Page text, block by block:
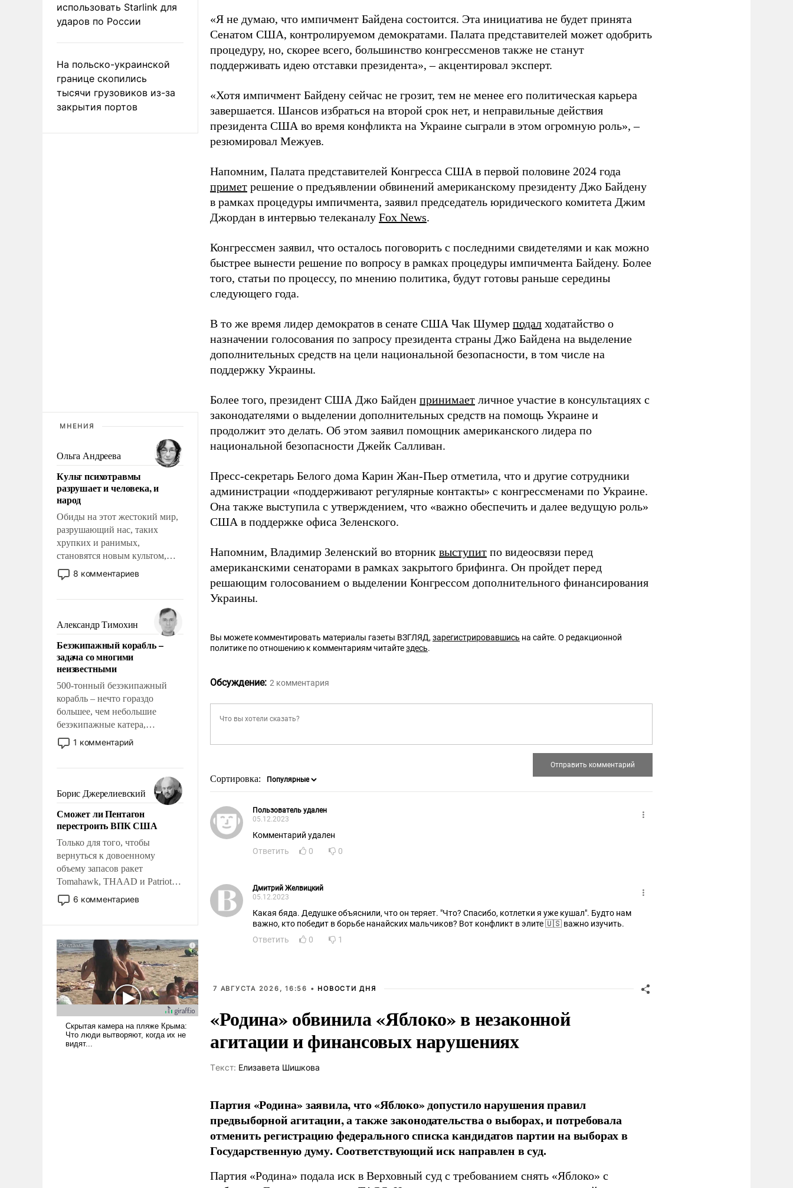
использовать Starlink для
ударов по России
На польско-украинской
границе скопились
тысячи грузовиков из-за
закрытия портов
МНЕНИЯ
Ольга Андреева
Культ психотравмы
разрушает и человека, и
народ
Обиды на этот жестокий мир,
разрушающий нас, таких
хрупких и ранимых,
становятся новым культом,
постепенно вытесняя и
отменяя традиционное
мужественным и твердым под
ударами судьбы, брать на себя
ответственность, помогать
слабым, идти вперед и
адаптироваться.
8 комментариев
Александр Тимохин
Безэкипажный корабль –
задача со многими
неизвестными
500-тонный безэкипажный
корабль – нечто гораздо
большее, чем небольшие
безэкипажные катера,
применение которых уже
стало обыденностью. Задача по
сложна и амбициозна. Однако
и ее реализация радикально
поднимет наши боевые
возможности.
1 комментарий
Борис Джерелиевский
Сможет ли Пентагон
перестроить ВПК США
Только для того, чтобы
вернуться к довоенному
объему запасов ракет
Tomahawk, THAAD и Patriot
США потребуется более трех
лет. Даже небольшая война с
Сложившаяся ситуация
означает многолетний период
уязвимости США, например,
перед Китаем.
6 комментариев
«Я не думаю, что импичмент Байдена состоится. Эта инициатива не будет принята
Сенатом США, контролируемом демократами. Палата представителей может одобрить
процедуру, но, скорее всего, большинство конгрессменов также не станут
поддерживать идею отставки президента», – акцентировал эксперт.
«Хотя импичмент Байдену сейчас не грозит, тем не менее его политическая карьера
завершается. Шансов избраться на второй срок нет, и неправильные действия
президента США во время конфликта на Украине сыграли в этом огромную роль», –
резюмировал Межуев.
Напомним, Палата представителей Конгресса США в первой половине 2024 года
примет решение о предъявлении обвинений американскому президенту Джо Байдену
в рамках процедуры импичмента, заявил председатель юридического комитета Джим
Джордан в интервью телеканалу Fox News.
Конгрессмен заявил, что осталось поговорить с последними свидетелями и как можно
быстрее вынести решение по вопросу в рамках процедуры импичмента Байдену. Более
того, статьи по процессу, по мнению политика, будут готовы раньше середины
следующего года.
В то же время лидер демократов в сенате США Чак Шумер подал ходатайство о
назначении голосования по запросу президента страны Джо Байдена на выделение
дополнительных средств на цели национальной безопасности, в том числе на
поддержку Украины.
Более того, президент США Джо Байден принимает личное участие в консультациях с
законодателями о выделении дополнительных средств на помощь Украине и
продолжит это делать. Об этом заявил помощник американского лидера по
национальной безопасности Джейк Салливан.
Пресс-секретарь Белого дома Карин Жан-Пьер отметила, что и другие сотрудники
администрации «поддерживают регулярные контакты» с конгрессменами по Украине.
Она также выступила с утверждением, что «важно обеспечить и далее ведущую роль»
США в поддержке офиса Зеленского.
Напомним, Владимир Зеленский во вторник выступит по видеосвязи перед
американскими сенаторами в рамках закрытого брифинга. Он пройдет перед
решающим голосованием о выделении Конгрессом дополнительного финансирования
Украины.
Вы можете комментировать материалы газеты ВЗГЛЯД,зарегистрировавшись на сайте. О редакционной
политике по отношению к комментариям читайтездесь.
Обсуждение: 2 комментария
Сортировка:
Пользователь удален
05.12.2023
Комментарий удален
Ответить
0 0
Дмитрий Желвицкий
05.12.2023
Какая бяда. Дедушке объяснили, что он теряет. "Что? Спасибо, котлетки я уже кушал". Будто нам
важно, кто победит в борьбе нанайских мальчиков? Вот конфликт в элите 🇺🇸 важно изучить.
Ответить
0 1
7 АВГУСТА 2026, 16:56 • НОВОСТИ ДНЯ
«Родина» обвинила «Яблоко» в незаконной
агитации и финансовых нарушениях
Tекст: Елизавета Шишкова
Партия «Родина» заявила, что «Яблоко» допустило нарушения правил
предвыборной агитации, а также законодательства о выборах, и потребовала
отменить регистрацию федерального списка кандидатов партии на выборах в
Государственную думу. Соответствующий иск направлен в суд.
Партия «Родина» подала иск в Верховный суд с требованием снять «Яблоко» с